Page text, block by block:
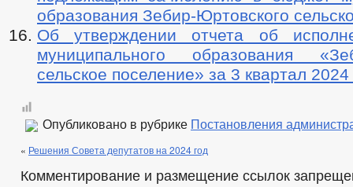
образования Зебир-Юртовского
Об утверждении отчета об
муниципального образования
сельское поселение» за 3 квартал 2024
Опубликовано в рубрике Постановления
« Решения Совета депутатов на 2024 год
Комментирование и размещение ссылок